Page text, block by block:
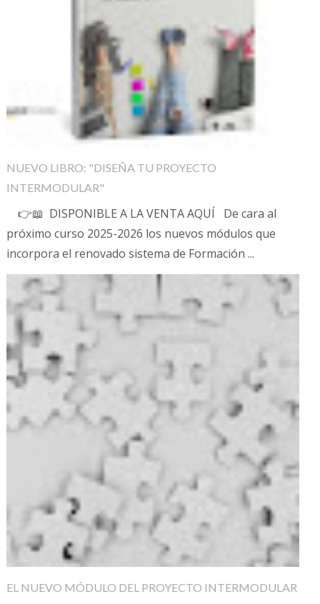
NUEVO LIBRO: "DISEÑA TU PROYECTO
INTERMODULAR"
👉📖 DISPONIBLE A LA VENTA AQUÍ De cara al
próximo curso 2025-2026 los nuevos módulos que
incorpora el renovado sistema de Formación ...
EL NUEVO MÓDULO DEL PROYECTO INTERMODULAR